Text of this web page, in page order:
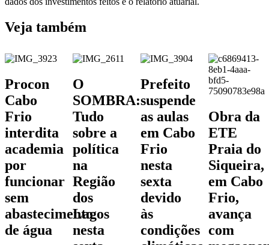
Veja também
Procon
Cabo
Frio
interdita
academia
por
funcionar
sem
abastecimento
de água
O
SOMBRA:
Tudo
sobre a
política
na
Região
dos
Lagos
nesta
Prefeito
suspende
as aulas
em Cabo
Frio
nesta
sexta
devido
às
condições
Obra da
ETE
Praia do
Siqueira,
em Cabo
Frio,
avança
com